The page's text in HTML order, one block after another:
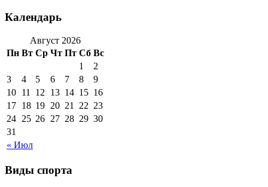
Календарь
Август 2026
Пн Вт Ср Чт Пт Сб Вс
« Июл
1
2
3
4 5 6 7 8
9
10 11 12 13 14 15 16
17 18 19 20 21 22 23
24 25 26 27 28 29 30
31
Виды спорта